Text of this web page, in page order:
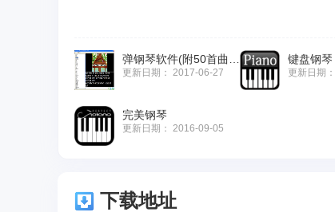
更新日期： 2017-06-27
键盘钢琴
更新日期：
完美钢琴
更新日期： 2016-09-05
下载地址